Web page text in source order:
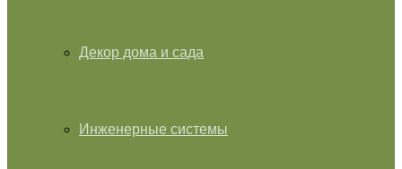
Декор дома и сада
Инженерные системы